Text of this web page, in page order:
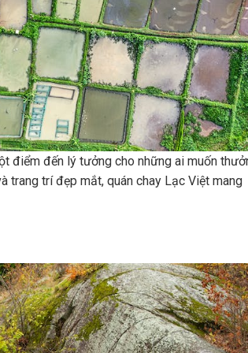
điểm đến lý tưởng cho những ai muốn
trang trí đẹp mắt, quán chay Lạc Việt mang